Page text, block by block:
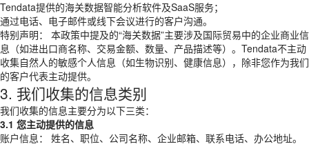
Tendata提供的海关数据智能分析软件及SaaS服务；
通过电话、电子邮件或线下会议进行的客户沟通。
特别声明： 本政策中提及的“海关数据”主要涉及国际贸易中的企业商业信
息（如进出口商名称、交易金额、数量、产品描述等）。Tendata不主动
收集自然人的敏感个人信息（如生物识别、健康信息），除非您作为我们
的客户代表主动提供。
3. 我们收集的信息类别
我们收集的信息主要分为以下三类：
3.1 您主动提供的信息
账户信息： 姓名、职位、公司名称、企业邮箱、联系电话、办公地址。